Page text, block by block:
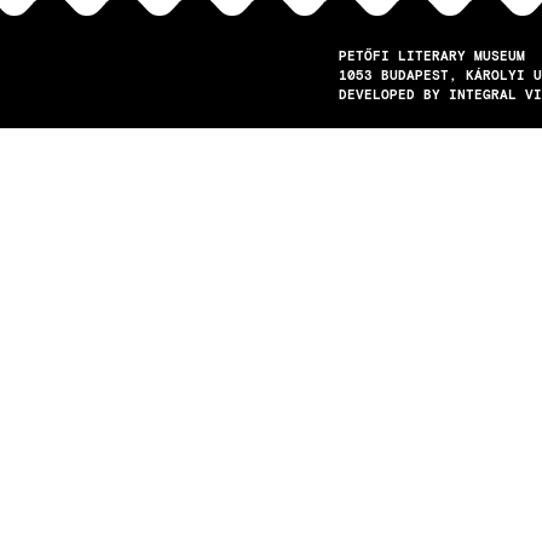
PETŐFI LITERARY MUSEUM
1053
BUDAPEST
KÁROLYI
DEVELOPED BY INTEGRAL